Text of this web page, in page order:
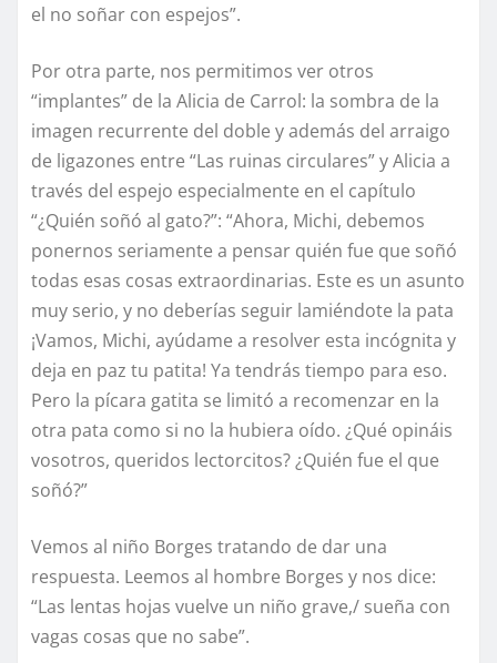
el no soñar con espejos”.
Por otra parte, nos permitimos ver otros
“implantes” de la Alicia de Carrol: la sombra de la
imagen recurrente del doble y además del arraigo
de ligazones entre “Las ruinas circulares” y Alicia a
través del espejo especialmente en el capítulo
“¿Quién soñó al gato?”: “Ahora, Michi, debemos
ponernos seriamente a pensar quién fue que soñó
todas esas cosas extraordinarias. Este es un asunto
muy serio, y no deberías seguir lamiéndote la pata
¡Vamos, Michi, ayúdame a resolver esta incógnita y
deja en paz tu patita! Ya tendrás tiempo para eso.
Pero la pícara gatita se limitó a recomenzar en la
otra pata como si no la hubiera oído. ¿Qué opináis
vosotros, queridos lectorcitos? ¿Quién fue el que
soñó?”
Vemos al niño Borges tratando de dar una
respuesta. Leemos al hombre Borges y nos dice:
“Las lentas hojas vuelve un niño grave,/ sueña con
vagas cosas que no sabe”.